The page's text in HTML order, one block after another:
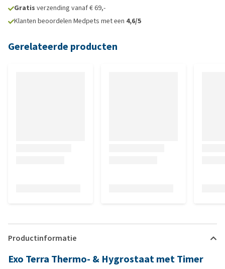
Gratis verzending vanaf € 69,-
Klanten beoordelen Medpets met een 4,6/5
Gerelateerde producten
Productinformatie
Exo Terra Thermo- & Hygrostaat met Timer